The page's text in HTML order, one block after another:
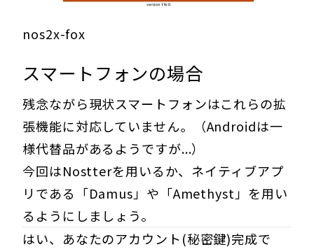
nos2x-fox
スマートフォンの場合
残念ながら現状スマートフォンはこれらの拡
張機能に対応していません。（Androidは一
様代替品があるようですが...）
今回はNostterを用いるか、ネイティブアプ
リである「Damus」や「Amethyst」を用い
るようにしましょう。
はい、あなたのアカウント(秘密鍵)完成で